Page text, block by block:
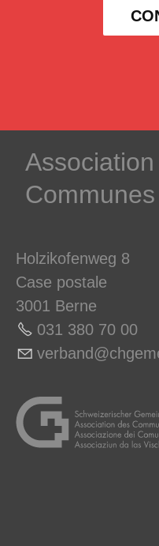
Holzikofenweg 8
Case postale
3001 Berne
031 380 70 00
v rb nd chg m